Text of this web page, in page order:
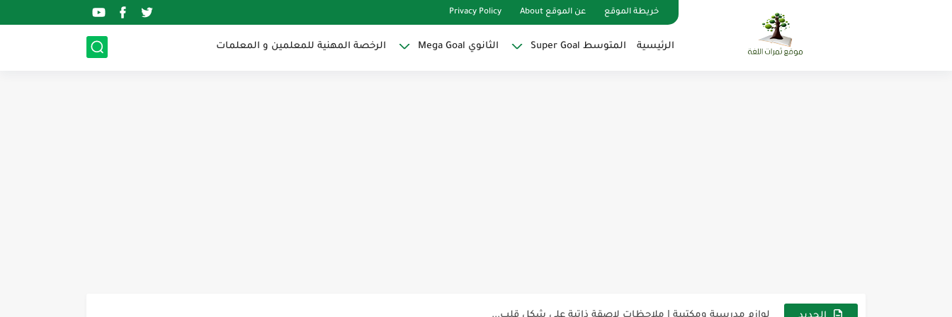
خريطة الموقع عن الموقع About Privacy Policy
الرئيسية المتوسط Super Goal الثانوي Mega Goal الرخصة المهنية للمعلمين و المعلمات